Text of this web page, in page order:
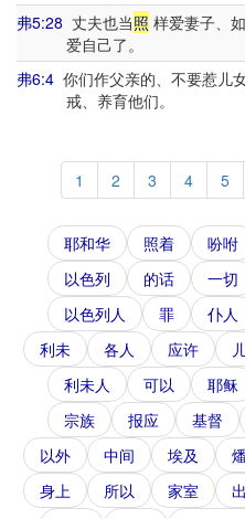
弗5:28 丈夫也当照 样爱妻子、
爱自己了。
弗6:4 你们作父亲的、不要惹儿
戒、养育他们。
1 2 3 4 5
耶和华 照着 吩咐
以色列
的话 一切
以色列人
罪 仆人
利未
各人 应许
利未人
可以 耶稣
宗族
报应 基督
以外
中间 埃及
身上
所以 家室